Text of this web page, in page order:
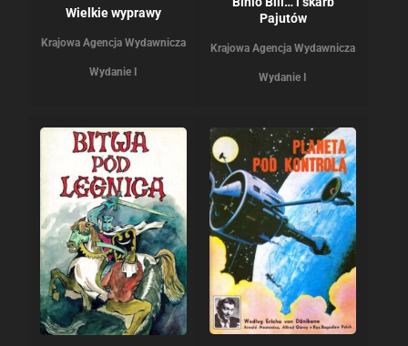
Wielkie wyprawy
Krajowa Agencja Wydawnicza
Wydanie I
Pajutów
Krajowa Agencja Wydawnicza
Wydanie I